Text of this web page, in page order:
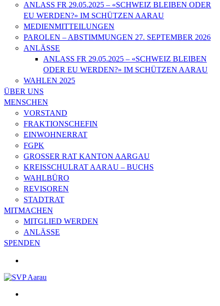
ANLASS FR 29.05.2025 – «SCHWEIZ BLEIBEN ODER
EU WERDEN?» IM SCHÜTZEN AARAU
MEDIENMITTEILUNGEN
PAROLEN – ABSTIMMUNGEN 27. SEPTEMBER 2026
ANLÄSSE
ANLASS FR 29.05.2025 – «SCHWEIZ BLEIBEN
ODER EU WERDEN?» IM SCHÜTZEN AARAU
WAHLEN 2025
ÜBER UNS
MENSCHEN
VORSTAND
FRAKTIONSCHEFIN
EINWOHNERRAT
FGPK
GROSSER RAT KANTON AARGAU
KREISSCHULRAT AARAU – BUCHS
WAHLBÜRO
REVISOREN
STADTRAT
MITMACHEN
MITGLIED WERDEN
ANLÄSSE
SPENDEN